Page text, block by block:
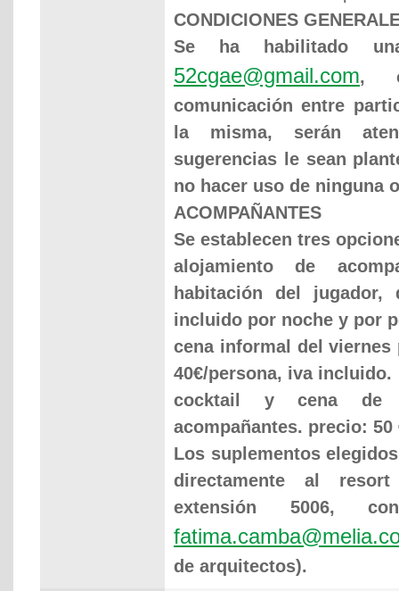
CONDICIONES
Se ha habilitado
52cgae@gmail.com,
comunicación entre
la misma, serán
sugerencias le sean
no hacer uso de ninguna
ACOMPAÑANTES
Se establecen tres
alojamiento de
habitación del jugador,
incluido por noche y por
cena informal del viernes
40€/persona, iva incluido.
cocktail y cena de
acompañantes. precio:
Los suplementos
directamente al
extensión 5006,
de arquitectos).